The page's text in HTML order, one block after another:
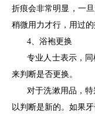
折痕会非常明显，一
稍微用力才行，用过的
4、浴袍更换
专业人士表示，
来判断是否更换。
对于洗漱用品，
以判断是新的。如果